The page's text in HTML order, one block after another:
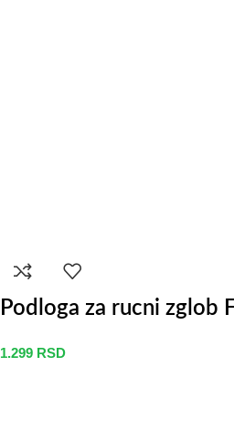
Podloga za rucni zglob
1.299 RSD